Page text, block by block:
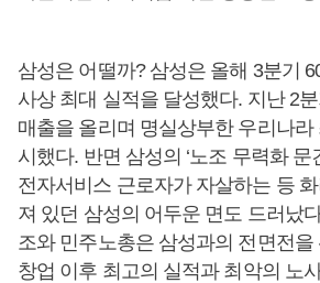
삼성은 어떨까? 삼성은 올해 3분기
사상 최대 실적을 달성했다. 지난 2
매출을 올리며 명실상부한 우리나라
시했다. 반면 삼성의 ‘노조 무력화 문
전자서비스 근로자가 자살하는 등
져 있던 삼성의 어두운 면도 드러났
조와 민주노총은 삼성과의 전면전을
창업 이후 최고의 실적과 최악의 노